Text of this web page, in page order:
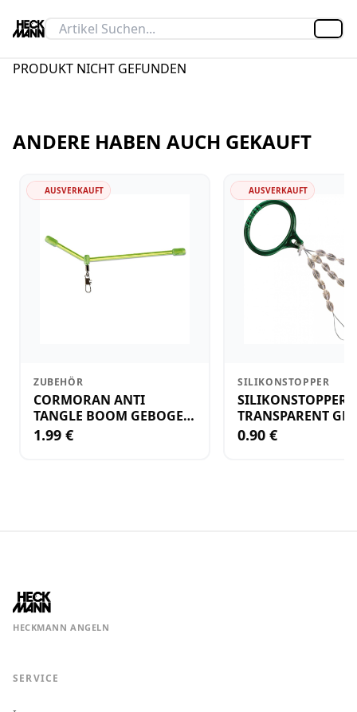
PRODUKT NICHT GEFUNDEN
ANDERE HABEN AUCH GEKAUFT
AUSVERKAUFT
ZUBEHÖR
CORMORAN ANTI
TANGLE BOOM GEBOGEN
12CM M.WIRBEL(PLASTIK)
1.99 €
AUSVERKAUFT
SILIKONSTOPPER
SILIKONSTOPPER
TRANSPARENT
KLEIN
0.90 €
HECKMANN ANGELN
SERVICE